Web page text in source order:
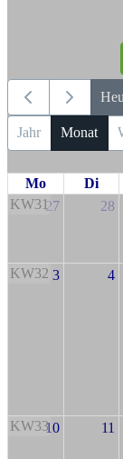
Jahr Monat
Mo Di
KW3127 28
KW32 3 4
KW3310 11